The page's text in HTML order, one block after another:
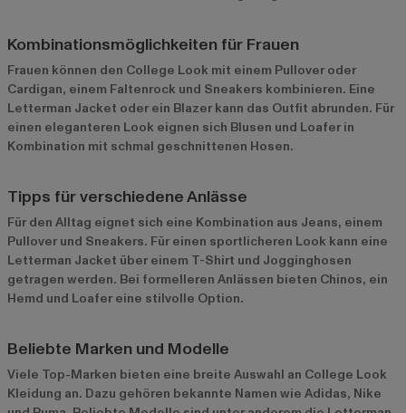
Kombinationsmöglichkeiten für Frauen
Frauen können den College Look mit einem Pullover oder
Cardigan, einem Faltenrock und Sneakers kombinieren. Eine
Letterman Jacket oder ein Blazer kann das Outfit abrunden. Für
einen eleganteren Look eignen sich Blusen und Loafer in
Kombination mit schmal geschnittenen Hosen.
Tipps für verschiedene Anlässe
Für den Alltag eignet sich eine Kombination aus Jeans, einem
Pullover und Sneakers. Für einen sportlicheren Look kann eine
Letterman Jacket über einem T-Shirt und Jogginghosen
getragen werden. Bei formelleren Anlässen bieten Chinos, ein
Hemd und Loafer eine stilvolle Option.
Beliebte Marken und Modelle
Viele Top-Marken bieten eine breite Auswahl an College Look
Kleidung an. Dazu gehören bekannte Namen wie Adidas, Nike